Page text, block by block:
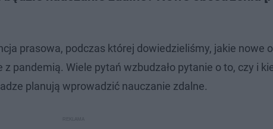
prasowa, podczas której dowiedzieliśmy, jakie nowe
pandemią. Wiele pytań wzbudzało pytanie o to, czy i
planują wprowadzić nauczanie zdalne.